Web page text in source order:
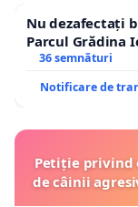
Nu dezafectați
Parcul Grădina
36 semnături
Notificare de
Petiție privind
de câinii